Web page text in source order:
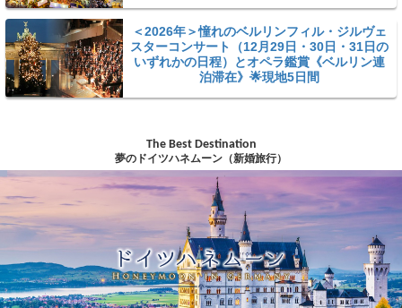
＜2026年＞憧れのベルリンフィル・ジルヴェ
スターコンサート（12月29日・30日・31日の
いずれかの日程）とオペラ鑑賞《ベルリン連
泊滞在》🌟現地5日間
The Best Destination
夢のドイツハネムーン（新婚旅行）